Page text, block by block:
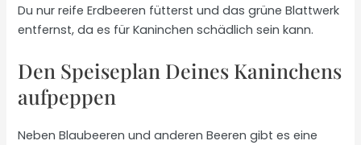
Du nur reife Erdbeeren fütterst und das grüne Blattwerk
entfernst, da es für Kaninchen schädlich sein kann.
Den Speiseplan Deines Kaninchens
aufpeppen
Neben Blaubeeren und anderen Beeren gibt es eine